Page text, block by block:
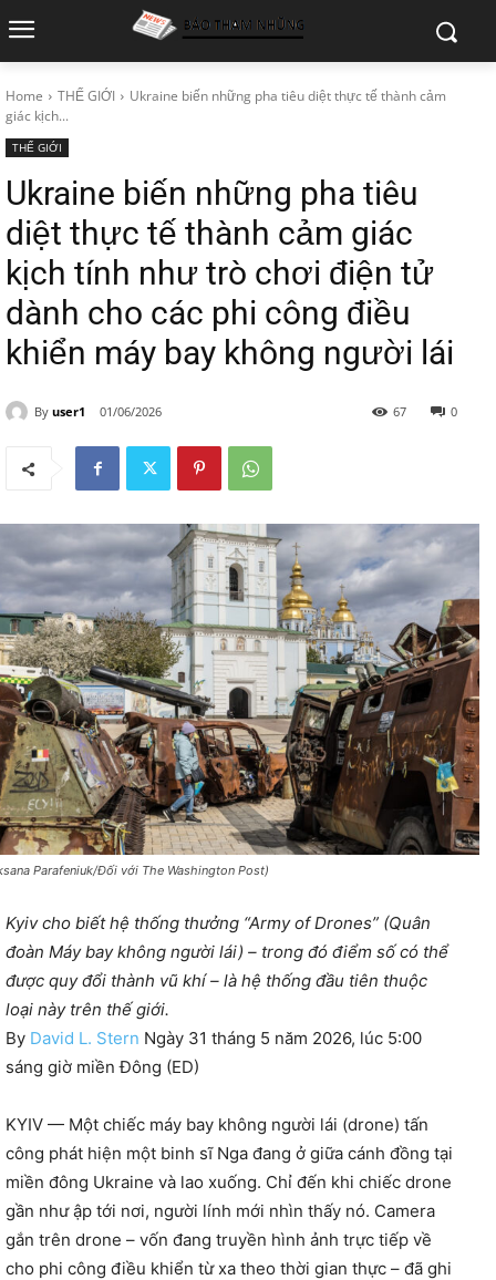
Home THẾ GIỚI
Ukraine biến những pha tiêu diệt thực tế thành cảm
giác kịch...
THẾ GIỚI
Ukraine biến những pha tiêu
diệt thực tế thành cảm giác
kịch tính như trò chơi điện tử
dành cho các phi công điều
khiển máy bay không người lái
By user1 01/06/2026 0
67
Parafeniuk/Đối với The Washington Post)
Kyiv cho biết hệ thống thưởng “Army of Drones” (Quân
đoàn Máy bay không người lái) – trong đó điểm số có thể
được quy đổi thành vũ khí – là hệ thống đầu tiên thuộc
loại này trên thế giới.
By David L. Stern Ngày 31 tháng 5 năm 2026, lúc 5:00
sáng giờ miền Đông (ED)
KYIV — Một chiếc máy bay không người lái (drone) tấn
công phát hiện một binh sĩ Nga đang ở giữa cánh đồng tại
miền đông Ukraine và lao xuống. Chỉ đến khi chiếc drone
gần như ập tới nơi, người lính mới nhìn thấy nó. Camera
gắn trên drone – vốn đang truyền hình ảnh trực tiếp về
cho phi công điều khiển từ xa theo thời gian thực – đã ghi